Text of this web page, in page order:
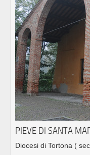
PIEVE DI SANTA
Diocesi di Tortona (